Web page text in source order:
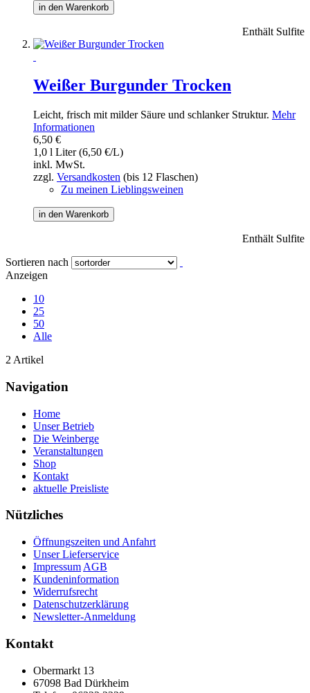
in den Warenkorb
Enthält Sulfite
Weißer Burgunder Trocken
Leicht, frisch mit milder Säure und schlanker Struktur. Mehr
Informationen
6,50 €
1,0 l Liter (6,50 €/L)
inkl. MwSt.
zzgl. Versandkosten (bis 12 Flaschen)
Zu meinen Lieblingsweinen
in den Warenkorb
Enthält Sulfite
Sortieren nach
Anzeigen
10
25
50
Alle
2 Artikel
Navigation
Home
Unser Betrieb
Die Weinberge
Veranstaltungen
Shop
Kontakt
aktuelle Preisliste
Nützliches
Öffnungszeiten und Anfahrt
Unser Lieferservice
Impressum AGB
Kundeninformation
Widerrufsrecht
Datenschutzerklärung
Newsletter-Anmeldung
Kontakt
Obermarkt 13
67098 Bad Dürkheim